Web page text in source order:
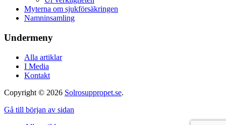
Myterna om sjukförsäkringen
Namninsamling
Undermeny
Alla artiklar
I Media
Kontakt
Copyright © 2026 Solrosuppropet.se.
Gå till början av sidan